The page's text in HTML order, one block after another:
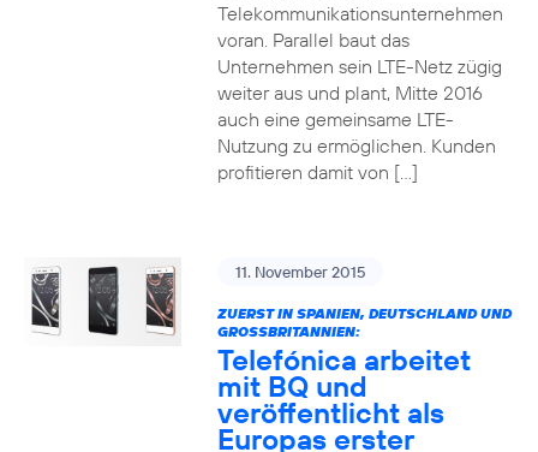
Telekommunikationsunternehmen
voran. Parallel baut das
Unternehmen sein LTE-Netz zügig
weiter aus und plant, Mitte 2016
auch eine gemeinsame LTE-
Nutzung zu ermöglichen. Kunden
profitieren damit von […]
11. November 2015
ZUERST IN SPANIEN, DEUTSCHLAND UND
GROSSBRITANNIEN:
Telefónica arbeitet
mit BQ und
veröffentlicht als
Europas erster